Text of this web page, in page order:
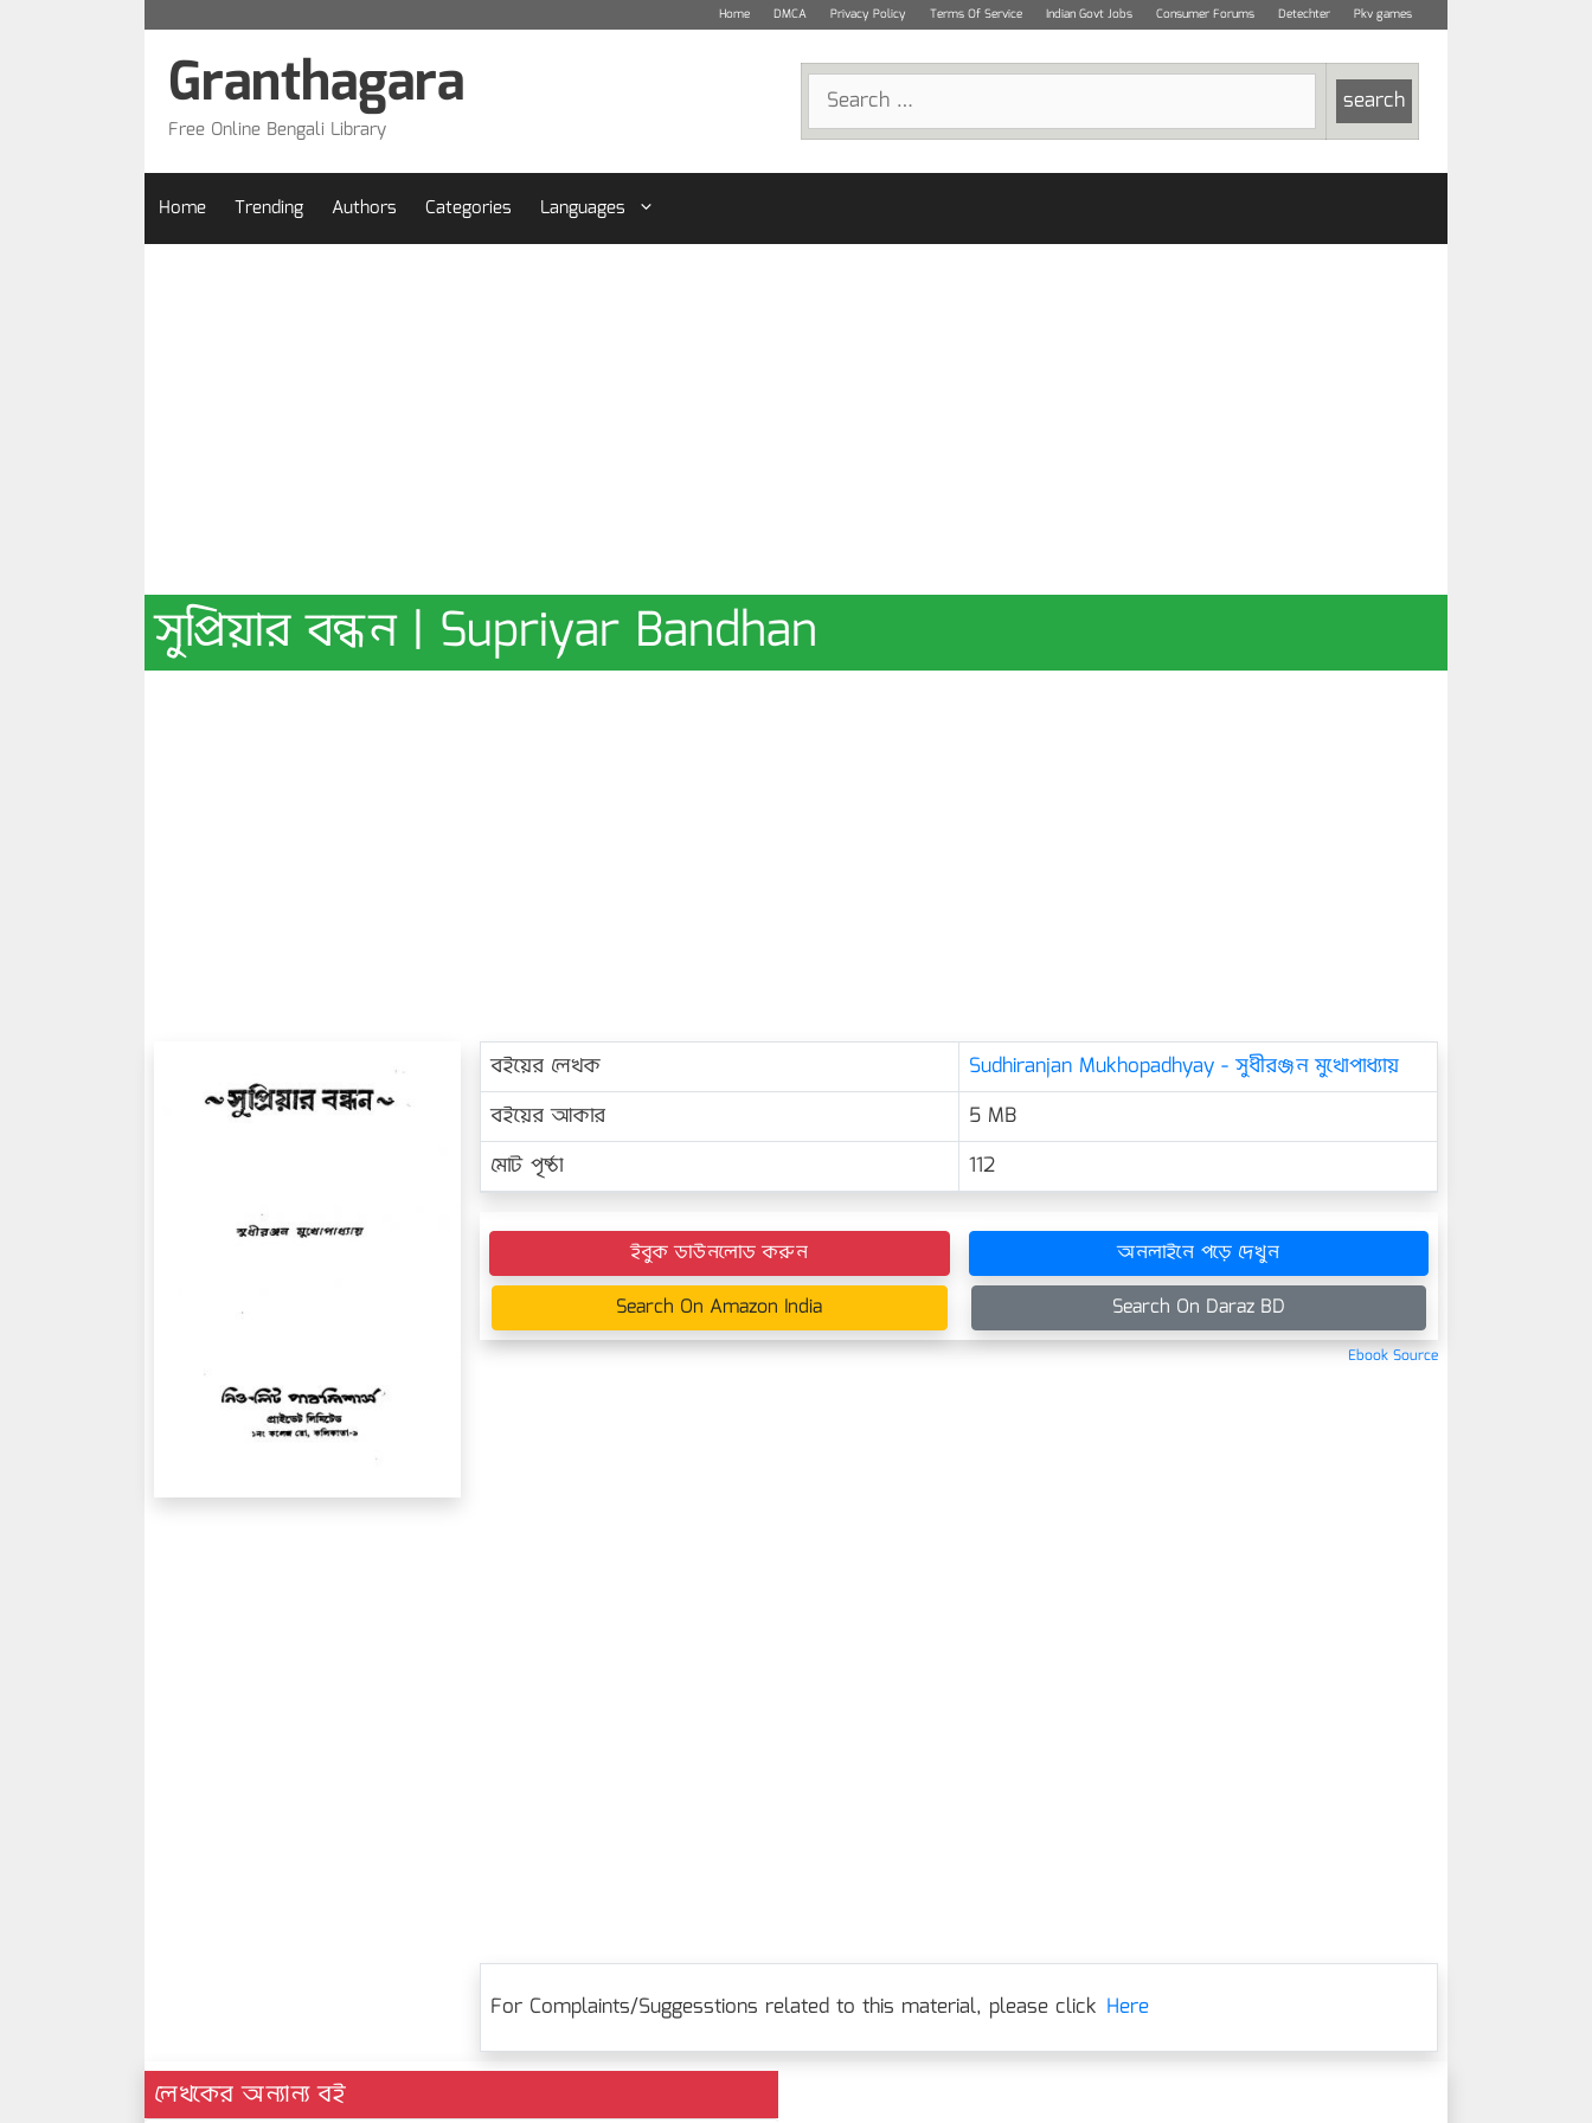
Home DMCA Privacy Policy Terms Of Service Indian Govt Jobs Consumer Forums Detechter Pkv games
Search
for:
Granthagara
Free Online Bengali Library
Home Trending Authors Categories Languages
সুপ্রিয়ার বন্ধন | Supriyar Bandhan
বইয়ের লেখক
Sudhiranjan Mukhopadhyay - সুধীরঞ্জন মুখোপাধ্যায়
বইয়ের আকার
5 MB
মোট পৃষ্ঠা
112
ইবুক ডাউনলোড করুন
অনলাইনে পড়ে দেখুন
Search On Amazon India
Search On Daraz BD
Ebook Source
For Complaints/Suggesstions related to this material, please click Here
লেখকের অন্যান্য বই